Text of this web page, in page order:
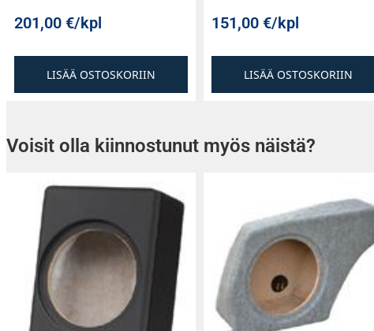
201,00 €/kpl
LISÄÄ OSTOSKORIIN
151,00 €/kpl
LISÄÄ OSTOSKORIIN
Voisit olla kiinnostunut myös näistä?